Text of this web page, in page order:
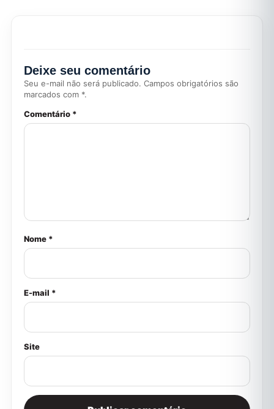
Deixe seu comentário
Seu e-mail não será publicado. Campos obrigatórios são
marcados com *.
Comentário *
Nome *
E-mail *
Site